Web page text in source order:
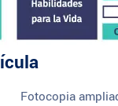
Fotocopia